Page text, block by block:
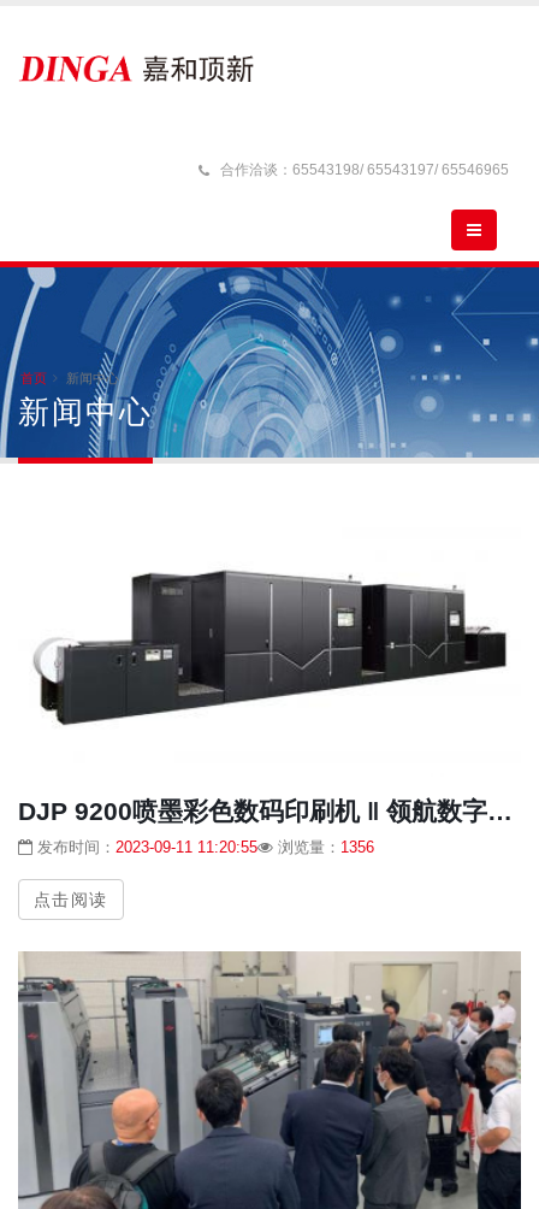
合作洽谈：65543198/ 65543197/ 65546965
首页 新闻中心
新闻中心
DJP 9200喷墨彩色数码印刷机 ‖ 领航数字印刷新未来，实现弯道超车！
发布时间： 2023-09-11 11:20:55 浏览量： 1356
点击阅读